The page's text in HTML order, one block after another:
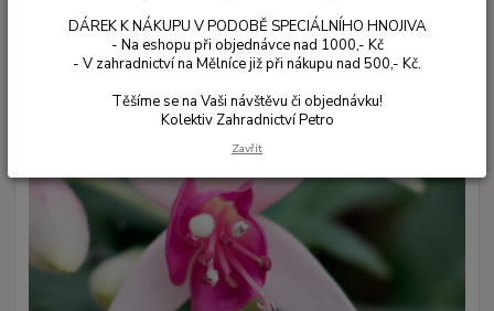
DÁREK K NÁKUPU V PODOBĚ SPECIÁLNÍHO HNOJIVA
- Na eshopu při objednávce nad 1000,- Kč
- V zahradnictví na Mělníce již při nákupu nad 500,- Kč.
Těšíme se na Vaši návštěvu či objednávku!
Kolektiv Zahradnictví Petro
Zavřít